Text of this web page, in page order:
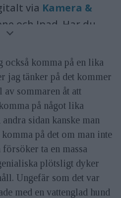
via Kamera &
och Ipad. Har du
att köpa via
.
ut i butik den 7
komma på en lika
jag tänker på det kommer
av sommaren åt att
på något lika
sidan kanske man
på det om man inte
ta en massa
plötsligt dyker
Ungefär som det var
med en vattenglad hund